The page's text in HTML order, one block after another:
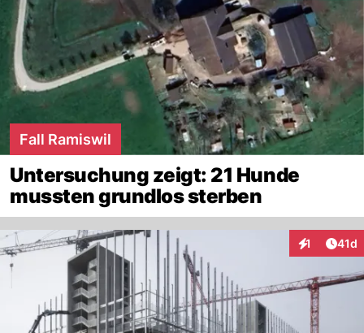
Fall Ramiswil
Untersuchung zeigt: 21 Hunde
mussten grundlos sterben
1 41d